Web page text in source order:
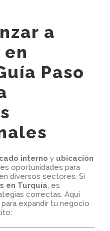
a
Paso
interno y ubicación
oportunidades para
diversos sectores. Si
en Turquía, es
correctas. Aquí
expandir tu negocio